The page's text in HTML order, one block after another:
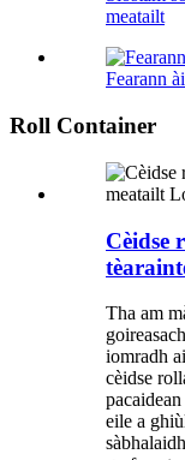
meatailt
Fearann
Roll Container
Cèidse
Tha am
iomradh
cèidse
eile a